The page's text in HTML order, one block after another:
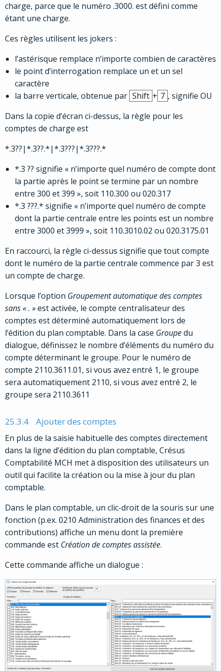
charge, parce que le numéro .3000. est défini comme
étant une charge.
Ces règles utilisent les jokers :
l’astérisque remplace n’importe combien de caractères
le point d’interrogation remplace un et un sel
caractère
la barre verticale, obtenue par Shift + 7 , signifie OU
Dans la copie d’écran ci-dessus, la règle pour les
comptes de charge est
*.3??|*.3??.*|*.3???|*.3???.*
*.3 ?? signifie « n’importe quel numéro de compte dont
la partie après le point se termine par un nombre
entre 300 et 399 », soit 110.300 ou 020.317
*.3 ???.* signifie « n’importe quel numéro de compte
dont la partie centrale entre les points est un nombre
entre 3000 et 3999 », soit 110.3010.02 ou 020.3175.01
En raccourci, la règle ci-dessus signifie que tout compte
dont le numéro de la partie centrale commence par 3 est
un compte de charge.
Lorsque l’option Groupement automatique des comptes
sans « . »est activée, le compte centralisateur des
comptes est déterminé automatiquement lors de
l’édition du plan comptable. Dans la case Groupedu
dialogue, définissez le nombre d’éléments du numéro du
compte déterminant le groupe. Pour le numéro de
compte 2110.3611.01, si vous avez entré 1, le groupe
sera automatiquement 2110, si vous avez entré 2, le
groupe sera 2110.3611
25.3.4 Ajouter des comptes
En plus de la saisie habituelle des comptes directement
dans la ligne d’édition du plan comptable, Crésus
Comptabilité MCH met à disposition des utilisateurs un
outil qui facilite la création ou la mise à jour du plan
comptable.
Dans le plan comptable, un clic-droit de la souris sur une
fonction (p.ex. 0210 Administration des finances et des
contributions) affiche un menu dont la première
commande est Création de comptes assistée.
Cette commande affiche un dialogue :